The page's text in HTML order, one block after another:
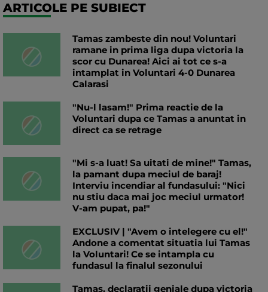
ARTICOLE PE SUBIECT
Tamas zambeste din nou! Voluntari
ramane in prima liga dupa victoria la
scor cu Dunarea! Aici ai tot ce s-a
intamplat in Voluntari 4-0 Dunarea
Calarasi
"Nu-l lasam!" Prima reactie de la
Voluntari dupa ce Tamas a anuntat in
direct ca se retrage
"Mi s-a luat! Sa uitati de mine!" Tamas,
la pamant dupa meciul de baraj!
Interviu incendiar al fundasului: "Nici
nu stiu daca mai joc meciul urmator!
V-am pupat, pa!"
EXCLUSIV | "Avem o intelegere cu el!"
Andone a comentat situatia lui Tamas
la Voluntari! Ce se intampla cu
fundasul la finalul sezonului
Tamas, declaratii geniale dupa victoria